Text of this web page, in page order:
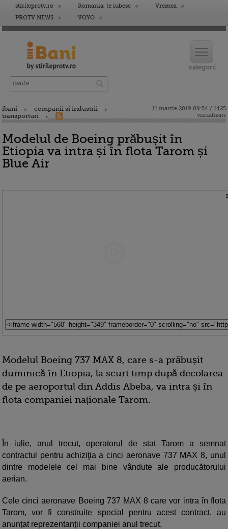
stirileprotv.ro Romania, te iubesc
Vremea
PROTV NEWS
VOYO
ibani
companii si industrii
transporturi
11 martie 2019 09:54 / 1425
vizualizari
Modelul de Boeing prăbușit în
Etiopia va intra și în flota Tarom și
Blue Air
Modelul Boeing 737 MAX 8, care s-a prăbușit
duminică în Etiopia, la scurt timp după decolarea
de pe aeroportul din Addis Abeba, va intra și în
flota companiei naționale Tarom.
În iulie, anul trecut, operatorul de stat Tarom a semnat
contractul pentru achiziţia a cinci aeronave 737 MAX 8, unul
dintre modelele cel mai bine vândute ale producătorului
aerian.
Cele cinci aeronave Boeing 737 MAX 8 care vor intra în flota
Tarom, vor fi construite special pentru acest contract, au
anunțat reprezentanții companiei anul trecut.